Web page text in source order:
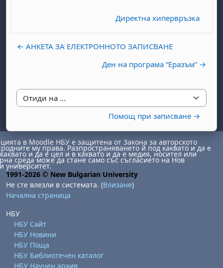
Директна хипервръзка
← АНКЕТА ЗА ЕЛЕКТРОННОТО ЗАПИСВАНЕ
Ден на програма “Eразъм” →
Отиди на ...
Помощ при записване →
1 август
неделя, 2 август
6 август
август8 август
неделя, 9 август
август
август
15 август
неделя, 16 август
август
август
22 август
неделя, 23 август
август
август
29 август
неделя, 30 август
в Moodle НБУ е защитена от Закона за авторското
му права. Разпространяването й под каквато и да е
и да е цел и в каквато и да е медия, носител или
среда може да стане само със съгласието на Нов
университет.
1991-2026 © New Bulgarian University
Не сте влезли в системата. (Влизане)
Начална страница
НБУ
НБУ Сайт
НБУ Новини
НБУ Поща
НБУ Библиотечен каталог
НБУ Научен архив